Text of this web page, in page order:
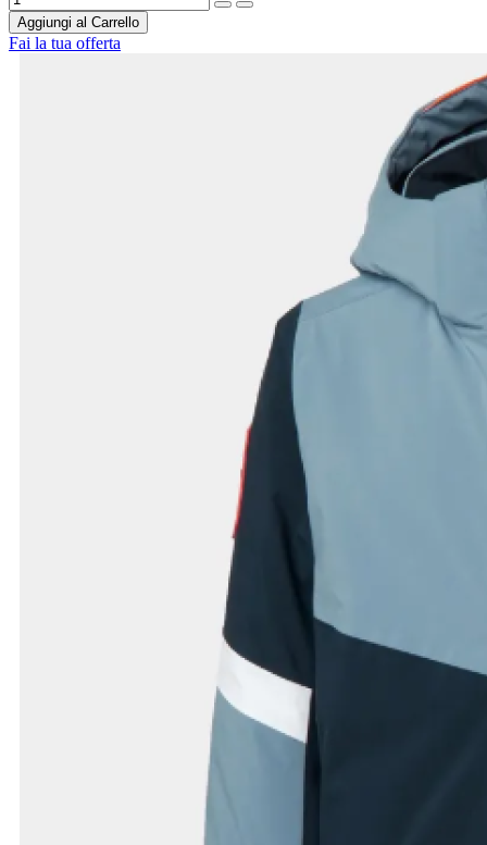
Aggiungi al Carrello
Fai la tua offerta